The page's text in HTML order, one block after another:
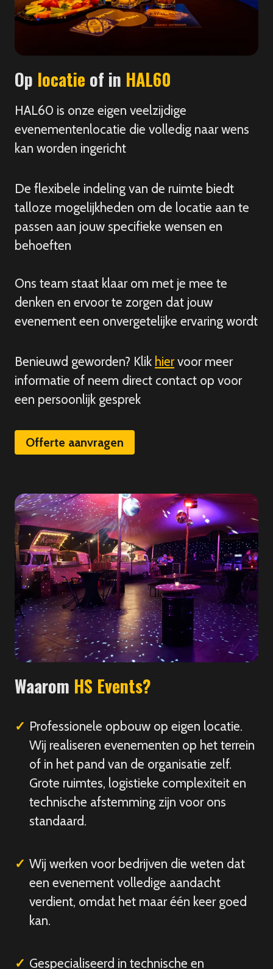
Op locatie of in HAL60
HAL60 is onze eigen veelzijdige
evenementenlocatie die volledig naar wens
kan worden ingericht
De flexibele indeling van de ruimte biedt
talloze mogelijkheden om de locatie aan te
passen aan jouw specifieke wensen en
behoeften
Ons team staat klaar om met je mee te
denken en ervoor te zorgen dat jouw
evenement een onvergetelijke ervaring wordt
Benieuwd geworden? Klik hiervoor meer
informatie of neem direct contact op voor
een persoonlijk gesprek
Offerte aanvragen
Waarom HS Events?
Professionele opbouw op eigen locatie.
Wij realiseren evenementen op het terrein
of in het pand van de organisatie zelf.
Grote ruimtes, logistieke complexiteit en
technische afstemming zijn voor ons
standaard.
Wij werken voor bedrijven die weten dat
een evenement volledige aandacht
verdient, omdat het maar één keer goed
kan.
Gespecialiseerd in technische en